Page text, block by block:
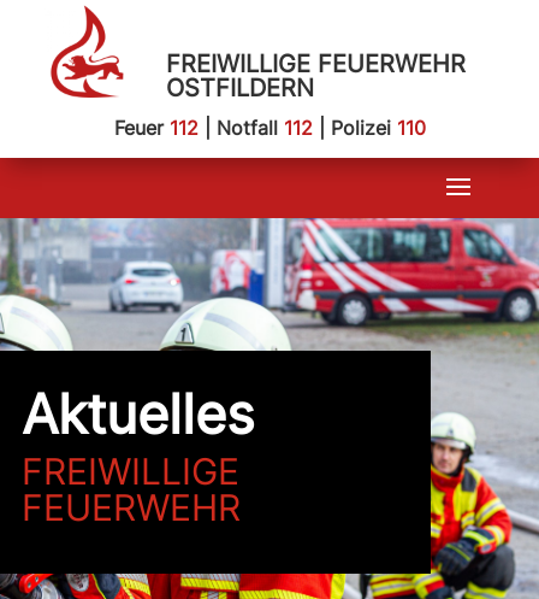
FREIWILLIGE FEUERWEHR
OSTFILDERN
Feuer 112| Notfall 112| Polizei 110
Aktuelles
FREIWILLIGE
FEUERWEHR